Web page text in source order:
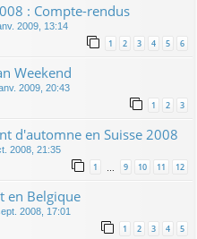
: Compte-rendus
2009, 13:14
1 2 3 4 5 6
Weekend
2009, 20:43
1 2 3
d'automne en Suisse 2008
2008, 21:35
1 9 10 11 12
en Belgique
2008, 17:01
1 2 3 4 5